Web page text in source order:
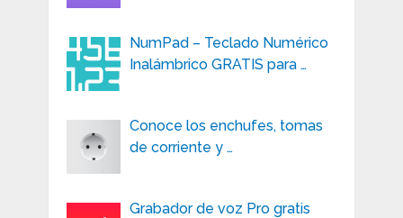
NumPad – Teclado Numérico
Inalámbrico GRATIS para …
Conoce los enchufes, tomas
de corriente y …
Grabador de voz Pro gratis